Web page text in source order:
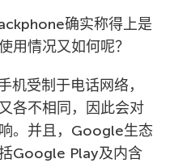
确实称得上是
用情况又如何呢？
机受制于电话网络，
各不相同，因此会对
。并且，Google生态
Google Play及内含